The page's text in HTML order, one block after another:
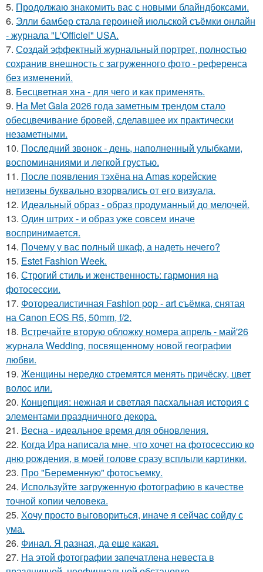
5. Продолжаю знакомить вас с новыми блайндбоксами.
6. Элли бамбер стала героиней июльской съёмки онлайн
- журнала "L'Officiel" USA.
7. Создай эффектный журнальный портрет, полностью
сохранив внешность с загруженного фото - референса
без изменений.
8. Бесцветная хна - для чего и как применять.
9. На Met Gala 2026 года заметным трендом стало
обесцвечивание бровей, сделавшее их практически
незаметными.
10. Последний звонок - день, наполненный улыбками,
воспоминаниями и легкой грустью.
11. После появления тэхёна на Amas корейские
нетизены буквально взорвались от его визуала.
12. Идеальный образ - образ продуманный до мелочей.
13. Один штрих - и образ уже совсем иначе
воспринимается.
14. Почему у вас полный шкаф, а надеть нечего?
15. Estet Fashion Week.
16. Строгий стиль и женственность: гармония на
фотосессии.
17. Фотореалистичная Fashion pop - art съёмка, снятая
на Canon EOS R5, 50mm, f/2.
18. Встречайте вторую обложку номера апрель - май'26
журнала Wedding, посвященному новой географии
любви.
19. Женщины нередко стремятся менять причёску, цвет
волос или.
20. Концепция: нежная и светлая пасхальная история с
элементами праздничного декора.
21. Весна - идеальное время для обновления.
22. Когда Ира написала мне, что хочет на фотосессию ко
дню рождения, в моей голове сразу всплыли картинки.
23. Про "Беременную" фотосъемку.
24. Используйте загруженную фотографию в качестве
точной копии человека.
25. Хочу просто выговориться, иначе я сейчас сойду с
ума.
26. Финал. Я разная, да еще какая.
27. На этой фотографии запечатлена невеста в